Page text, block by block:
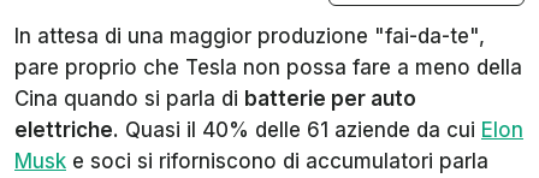
In attesa di una maggior produzione "fai-da-te",
pare proprio che Tesla non possa fare a meno della
Cina quando si parla di batterie per auto
elettriche. Quasi il 40% delle 61 aziende da cui Elon
Musk e soci si riforniscono di accumulatori parla